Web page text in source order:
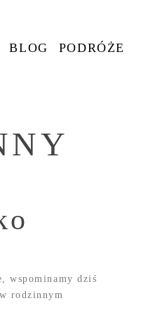
BLOG PODRÓŻE
wspominamy dziś
rodzinnym